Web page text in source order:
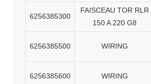
6256385300
FAISCEAU TOR RLR
150 A 220 G8
6256385500 WIRING
6256385600 WIRING